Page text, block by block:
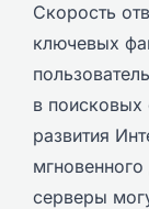
Скорость
ключевых
в поисковых
развития
серверы